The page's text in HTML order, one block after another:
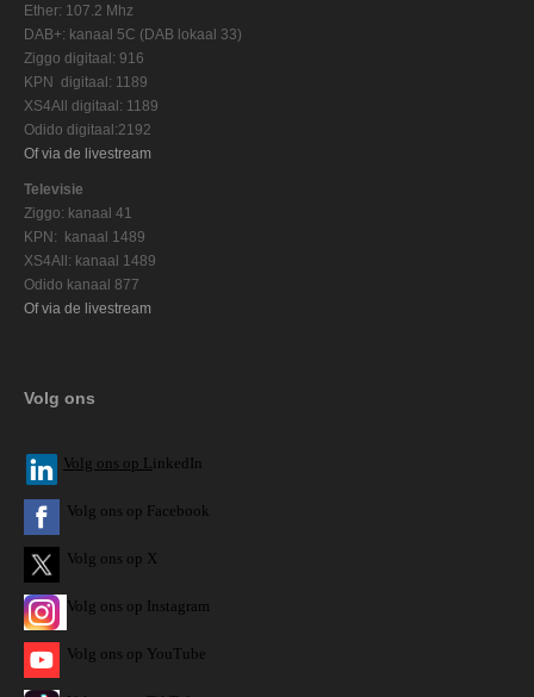
Ether: 107.2 Mhz
DAB+: kanaal 5C (DAB lokaal 33)
Ziggo digitaal: 916
KPN digitaal: 1189
XS4All digitaal: 1189
Odido digitaal:2192
Of via de livestream
Televisie
Ziggo: kanaal 41
KPN: kanaal 1489
XS4All: kanaal 1489
Odido kanaal 877
Of via de livestream
Volg ons
Volg ons op L inkedIn
Volg ons op Facebook
Volg ons op X
Volg ons op Instagram
Volg ons op YouTube